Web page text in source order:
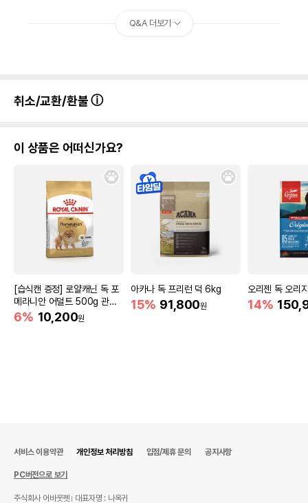
Q&A 더보기
취소/교환/환불
이 상품은 어떠신가요?
[습식캔 증정] 로얄캐닌 독 포
메라니안 어덜트 500g 관절
건강
6% 10,200원
아카나 독 프리런 덕 6kg
15% 91,800원
오리젠 독 오리
14%
서비스 이용약관 개인정보 처리방침 입점/제휴 문의 공지사항
PC버전으로 보기
주식회사 어바웃펫 대표자명 : 나옥귀